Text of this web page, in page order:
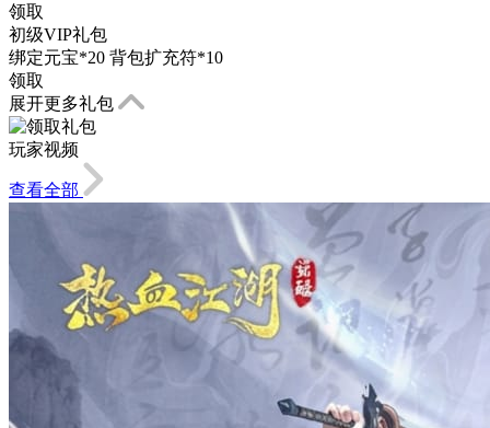
领取
初级VIP礼包
绑定元宝*20 背包扩充符*10
领取
展开更多礼包
玩家视频
查看全部